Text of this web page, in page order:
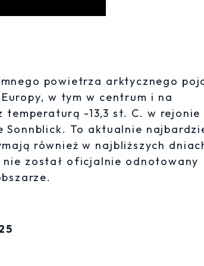
powietrza arktycznego
w tym w centrum i na
-13,3 st. C. w rejonie
Sonnblick. To aktualnie
również w najbliższych
nie został oficjalnie odnotowany